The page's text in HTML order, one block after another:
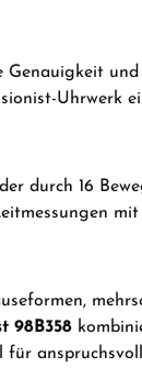
Genauigkeit
Uhrwerk
durch 16
98B358
für